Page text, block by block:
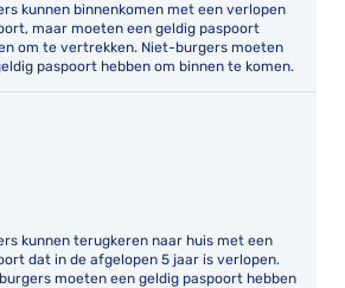
kunnen binnenkomen met een verlopen
maar moeten een geldig paspoort
om te vertrekken. Niet-burgers moeten
paspoort hebben om binnen te komen.
kunnen terugkeren naar huis met een
dat in de afgelopen 5 jaar is verlopen.
moeten een geldig paspoort hebben